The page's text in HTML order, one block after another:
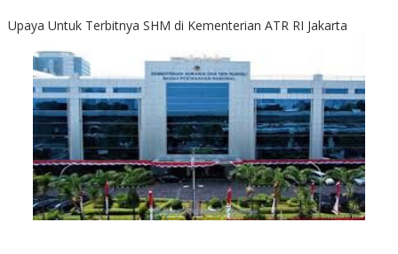
Upaya Untuk Terbitnya SHM di Kementerian ATR RI Jakarta